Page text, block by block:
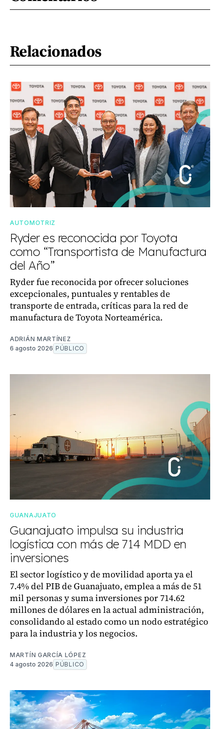
Relacionados
AUTOMOTRIZ
Ryder es reconocida por Toyota
como “Transportista de Manufactura
del Año”
Ryder fue reconocida por ofrecer soluciones
excepcionales, puntuales y rentables de
transporte de entrada, críticas para la red de
manufactura de Toyota Norteamérica.
ADRIÁN MARTÍNEZ
6 agosto 2026 PÚBLICO
GUANAJUATO
Guanajuato impulsa su industria
logística con más de 714 MDD en
inversiones
El sector logístico y de movilidad aporta ya el
7.4% del PIB de Guanajuato, emplea a más de 51
mil personas y suma inversiones por 714.62
millones de dólares en la actual administración,
consolidando al estado como un nodo estratégico
para la industria y los negocios.
MARTÍN GARCÍA LÓPEZ
4 agosto 2026 PÚBLICO